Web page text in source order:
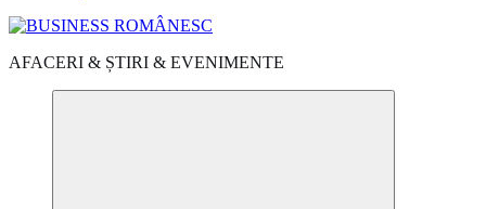
AFACERI & ȘTIRI & EVENIMENTE